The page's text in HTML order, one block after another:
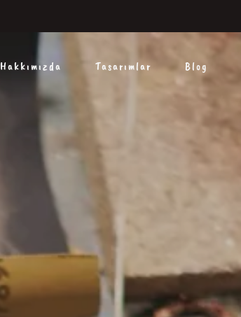
Hakkımızda Tasarımlar Blog